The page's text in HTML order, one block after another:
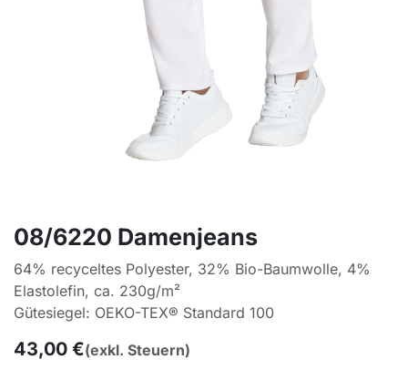
08/6220 Damenjeans
64% recyceltes Polyester, 32% Bio-Baumwolle, 4%
Elastolefin, ca. 230g/m²
Gütesiegel: OEKO-TEX® Standard 100
43,00 €(exkl. Steuern)